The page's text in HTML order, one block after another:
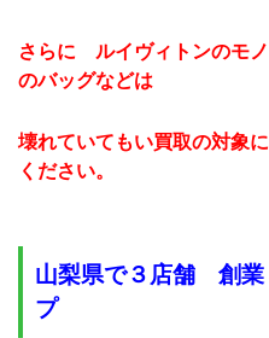
さらに ルイヴィトンのモ
のバッグなどは
壊れていてもい買取の対象
ください。
山梨県で３店舗 創業
プ